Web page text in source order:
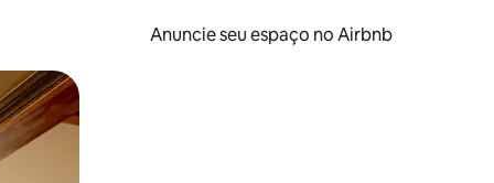
Anuncie seu espaço no Airbnb